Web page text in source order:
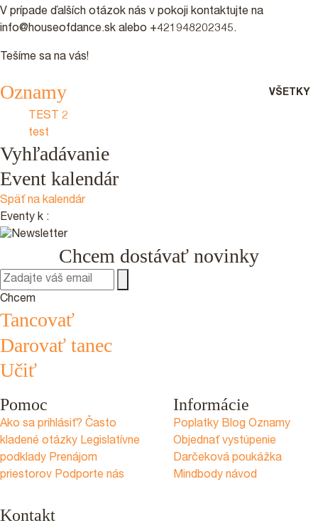
V prípade ďalších otázok nás v pokoji kontaktujte na
info@houseofdance.sk alebo +421948202345.
Tešíme sa na vás!
Oznamy VŠETKY
TEST 2
test
Vyhľadávanie
Event kalendár
Späť na kalendár
Eventy k :
Chcem dostávať novinky
Chcem
Tancovať
Darovať tanec
Učiť
Pomoc
Ako sa prihlásiť? Často
kladené otázky Legislatívne
podklady Prenájom
priestorov Podporte nás
Informácie
Poplatky Blog Oznamy
Objednať vystúpenie
Darčeková poukážka
Mindbody návod
Kontakt